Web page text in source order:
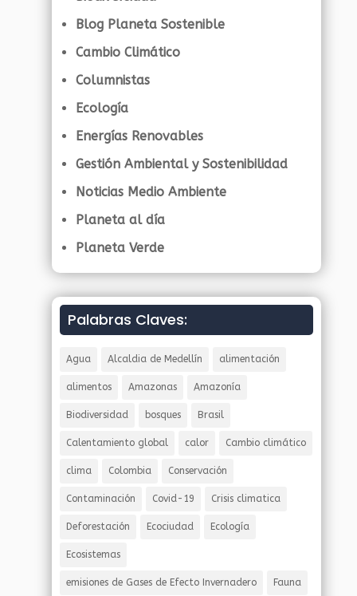
Blog Planeta Sostenible
Cambio Climático
Columnistas
Ecología
Energías Renovables
Gestión Ambiental y Sostenibilidad
Noticias Medio Ambiente
Planeta al día
Planeta Verde
Palabras Claves:
Agua Alcaldia de Medellín alimentación
alimentos Amazonas Amazonía
Biodiversidad bosques Brasil
Calentamiento global calor Cambio climático
clima Colombia Conservación
Contaminación Covid-19 Crisis climatica
Deforestación Ecociudad Ecología
Ecosistemas
emisiones de Gases de Efecto Invernadero Fauna